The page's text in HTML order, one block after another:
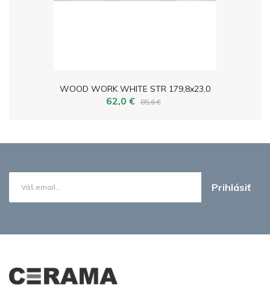
WOOD WORK WHITE STR 179,8x23,0
62,0 € 85,6 €
Prihlásiť